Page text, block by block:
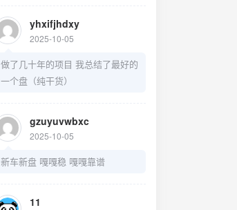
yhxifjhdxy
2025-10-05
做了几十年的项目 我总结了最好的
一个盘（纯干货）
gzuyuvwbxc
2025-10-05
新车新盘 嘎嘎稳 嘎嘎靠谱
11